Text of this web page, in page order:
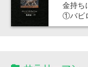
金持ち
①バビ